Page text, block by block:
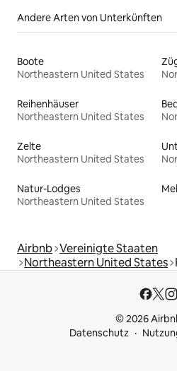
Andere Arten von Unterkünften
Boote
Northeastern United States
Reihenhäuser
Northeastern United States
Zelte
Northeastern United States
Natur-Lodges
Northeastern United States
Airbnb Vereinigte Staaten
Northeastern United States
© 2026
Datenschutz